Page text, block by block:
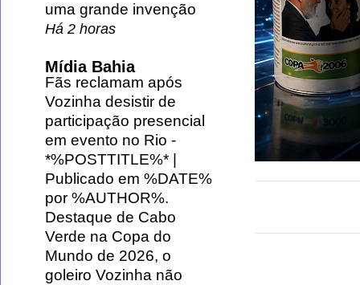
uma grande invenção
Há 2 horas
Mídia Bahia
Fãs reclamam após
Vozinha desistir de
participação presencial
em evento no Rio -
*%POSTTITLE%* |
Publicado em %DATE%
por %AUTHOR%.
Destaque de Cabo
Verde na Copa do
Mundo de 2026, o
goleiro Vozinha não